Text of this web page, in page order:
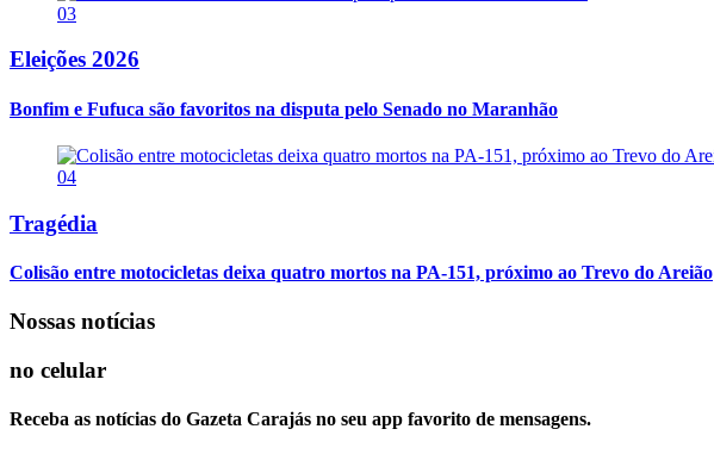
03
Eleições 2026
Bonfim e Fufuca são favoritos na disputa pelo Senado no Maranhão
04
Tragédia
Colisão entre motocicletas deixa quatro mortos na PA-151, próximo ao Trevo do Areião
Nossas notícias
no celular
Receba as notícias do Gazeta Carajás no seu app favorito de mensagens.